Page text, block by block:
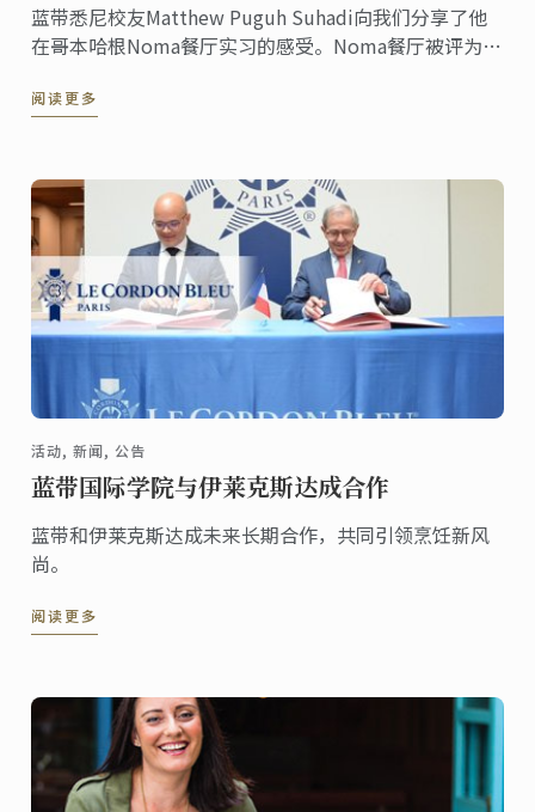
蓝带悉尼校友Matthew Puguh Suhadi向我们分享了他
在哥本哈根Noma餐厅实习的感受。Noma餐厅被评为
厅。
阅读更多
活动, 新闻, 公告
蓝带国际学院与伊莱克斯达成合作
蓝带和伊莱克斯达成未来长期合作，共同引领烹饪新风
尚。
阅读更多